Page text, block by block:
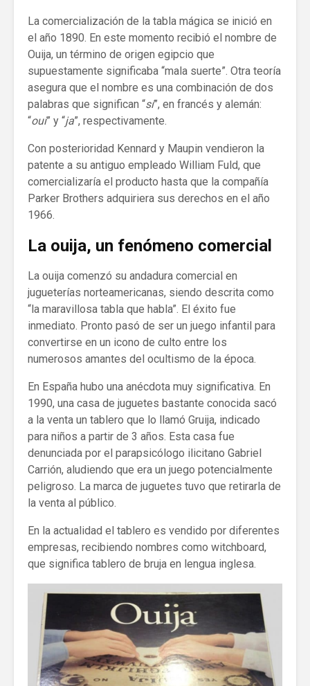
La comercialización de la tabla mágica se inició en
el año 1890. En este momento recibió el nombre de
Ouija, un término de origen egipcio que
supuestamente significaba “mala suerte”. Otra teoría
asegura que el nombre es una combinación de dos
palabras que significan “sí”, en francés y alemán:
“oui” y “ja”, respectivamente.
Con posterioridad Kennard y Maupin vendieron la
patente a su antiguo empleado William Fuld, que
comercializaría el producto hasta que la compañía
Parker Brothers adquiriera sus derechos en el año
1966.
La ouija, un fenómeno comercial
La ouija comenzó su andadura comercial en
jugueterías norteamericanas, siendo descrita como
“la maravillosa tabla que habla”. El éxito fue
inmediato. Pronto pasó de ser un juego infantil para
convertirse en un icono de culto entre los
numerosos amantes del ocultismo de la época.
En España hubo una anécdota muy significativa. En
1990, una casa de juguetes bastante conocida sacó
a la venta un tablero que lo llamó Gruija, indicado
para niños a partir de 3 años. Esta casa fue
denunciada por el parapsicólogo ilicitano Gabriel
Carrión, aludiendo que era un juego potencialmente
peligroso. La marca de juguetes tuvo que retirarla de
la venta al público.
En la actualidad el tablero es vendido por diferentes
empresas, recibiendo nombres como witchboard,
que significa tablero de bruja en lengua inglesa.